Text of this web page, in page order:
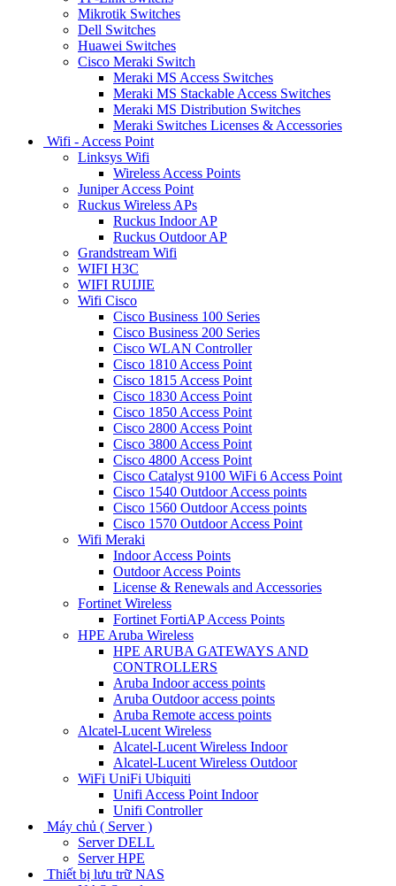
Mikrotik Switches
Dell Switches
Huawei Switches
Cisco Meraki Switch
Meraki MS Access Switches
Meraki MS Stackable Access Switches
Meraki MS Distribution Switches
Meraki Switches Licenses & Accessories
Wifi - Access Point
Linksys Wifi
Wireless Access Points
Juniper Access Point
Ruckus Wireless APs
Ruckus Indoor AP
Ruckus Outdoor AP
Grandstream Wifi
WIFI H3C
WIFI RUIJIE
Wifi Cisco
Cisco Business 100 Series
Cisco Business 200 Series
Cisco WLAN Controller
Cisco 1810 Access Point
Cisco 1815 Access Point
Cisco 1830 Access Point
Cisco 1850 Access Point
Cisco 2800 Access Point
Cisco 3800 Access Point
Cisco 4800 Access Point
Cisco Catalyst 9100 WiFi 6 Access Point
Cisco 1540 Outdoor Access points
Cisco 1560 Outdoor Access points
Cisco 1570 Outdoor Access Point
Wifi Meraki
Indoor Access Points
Outdoor Access Points
License & Renewals and Accessories
Fortinet Wireless
Fortinet FortiAP Access Points
HPE Aruba Wireless
HPE ARUBA GATEWAYS AND
CONTROLLERS
Aruba Indoor access points
Aruba Outdoor access points
Aruba Remote access points
Alcatel-Lucent Wireless
Alcatel-Lucent Wireless Indoor
Alcatel-Lucent Wireless Outdoor
WiFi UniFi Ubiquiti
Unifi Access Point Indoor
Unifi Controller
Máy chủ ( Server )
Server DELL
Server HPE
Thiết bị lưu trữ NAS